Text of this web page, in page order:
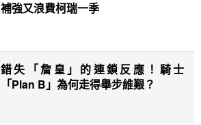
補強又浪費柯瑞一季
錯失「詹皇」的連鎖反應！騎士
「Plan B」為何走得舉步維艱？